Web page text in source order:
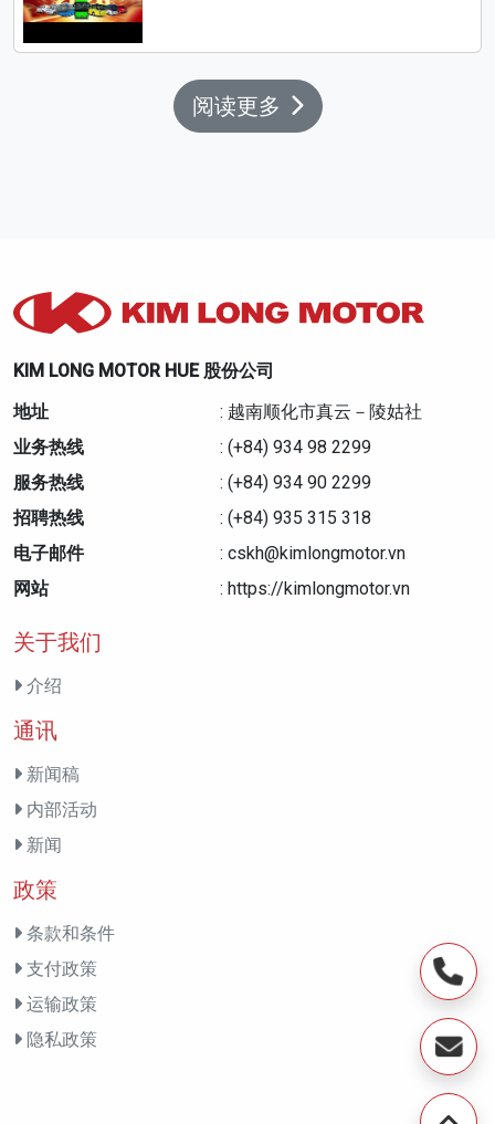
阅读更多
KIM LONG MOTOR HUE 股份公司
地址
: 越南顺化市真云－陵姑社
业务热线
: (+84) 934 98 2299
服务热线
: (+84) 934 90 2299
招聘热线
: (+84) 935 315 318
电子邮件
: cskh@kimlongmotor.vn
网站
: https://kimlongmotor.vn
关于我们
介绍
通讯
新闻稿
内部活动
新闻
政策
条款和条件
支付政策
运输政策
隐私政策